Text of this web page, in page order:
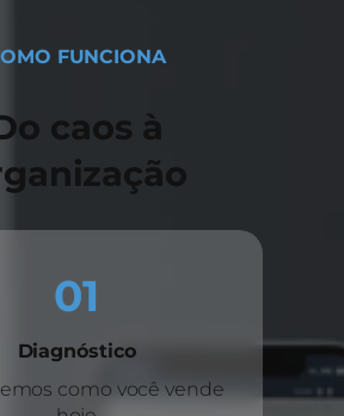
FUNCIONA
caos à
01
Diagnóstico
como você vende